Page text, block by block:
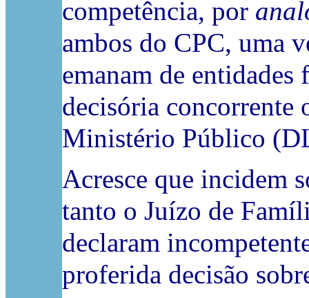
competência, por
ambos do CPC, uma
emanam de
decisória concorrente
Ministério Público
Acresce que incidem
tanto o Juízo de
declaram
proferida decisão